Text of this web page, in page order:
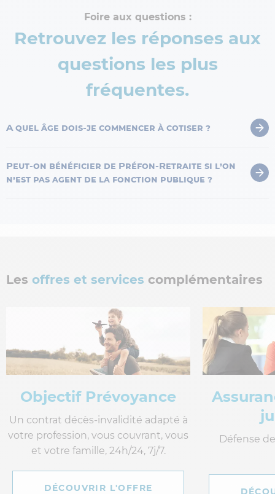
Foire aux questions :
Retrouvez les réponses aux
questions les plus
fréquentes.
A quel âge dois-je commencer à cotiser ?
Peut-on bénéficier de Préfon-Retraite si l’on
n’est pas agent de la fonction publique ?
Les offres et services complémentaires
Assurance Protection
juridique
Défense de vos droits à un prix
attractif
DÉCOUVRIR L'OFFRE